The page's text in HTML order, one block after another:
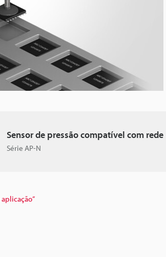
Sensor de pressão compatível com rede
Série AP-N